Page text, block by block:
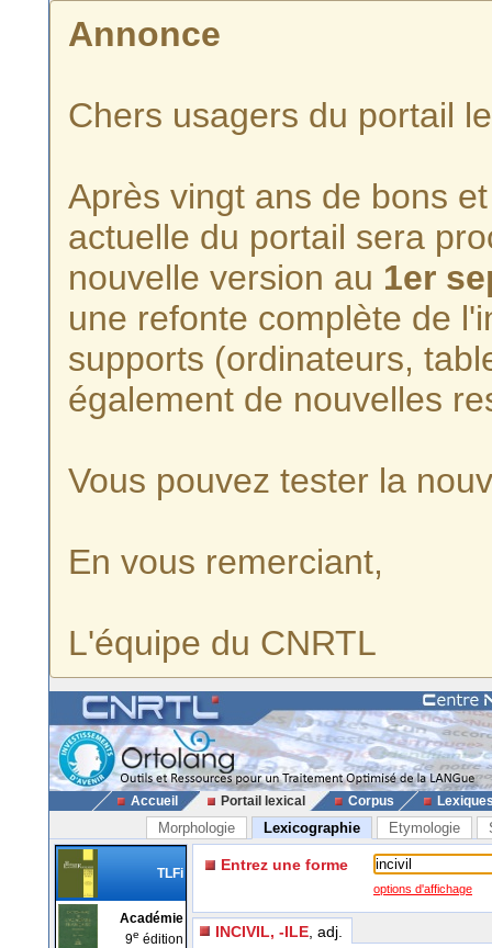
Annonce
Chers usagers du portail
Après vingt ans de bons
actuelle du portail sera
nouvelle version au 1er
une refonte complète de
supports (ordinateurs,
également de nouvelles
Vous pouvez tester la
En vous remerciant,
L'équipe du CNRTL
Accueil Portail lexical Corpus
Morphologie Lexicographie Etymologie
TLFi
Académie
9e édition
Entrez une forme
options d'affichage
INCIVIL, -ILE , adj.